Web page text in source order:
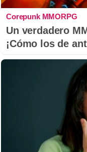
Corepunk MMORPG
Un verdadero
¡Cómo los de